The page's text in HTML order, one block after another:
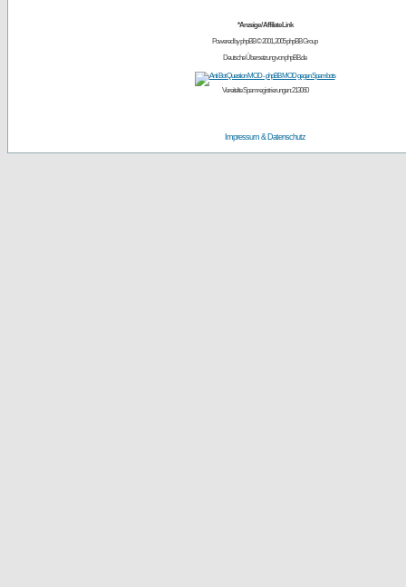
*Anzeige / Affiliate Link
Powered byphpBB© 2001, 2005 phpBB Group
Deutsche Übersetzung vonphpBB.de
Vereitelte Spamregistrierungen: 213060
Impressum & Datenschutz